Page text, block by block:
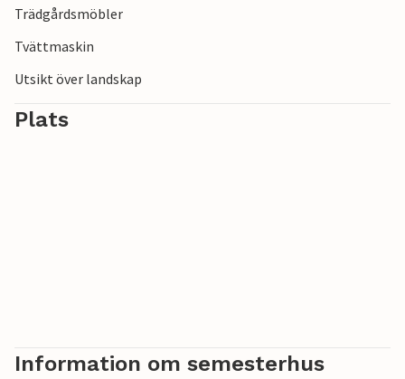
Trädgårdsmöbler
Tvättmaskin
Utsikt över landskap
Plats
Information om semesterhus